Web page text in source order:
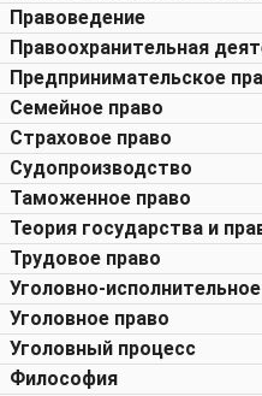
Правоведение
Правоохранительная
Предпринимательское
Семейное право
Страховое право
Судопроизводство
Таможенное право
Теория государства и
Трудовое право
Уголовно-
Уголовное право
Уголовный процесс
Философия